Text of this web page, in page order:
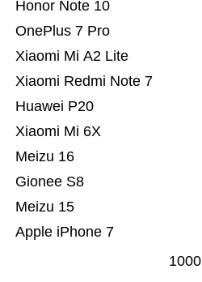
Apple iPhone 7
Meizu 15
Gionee S8
Meizu 16
Xiaomi Mi 6X
Huawei P20
Xiaomi Redmi Note 7
Xiaomi Mi A2 Lite
OnePlus 7 Pro
Honor Note 10
1000